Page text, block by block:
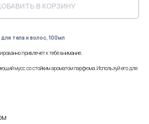
В КОРЗИНУ
тела и волос, 100мл
привлечет к тебе внимание.
мусс со стойким ароматом парфюма. Используй его для